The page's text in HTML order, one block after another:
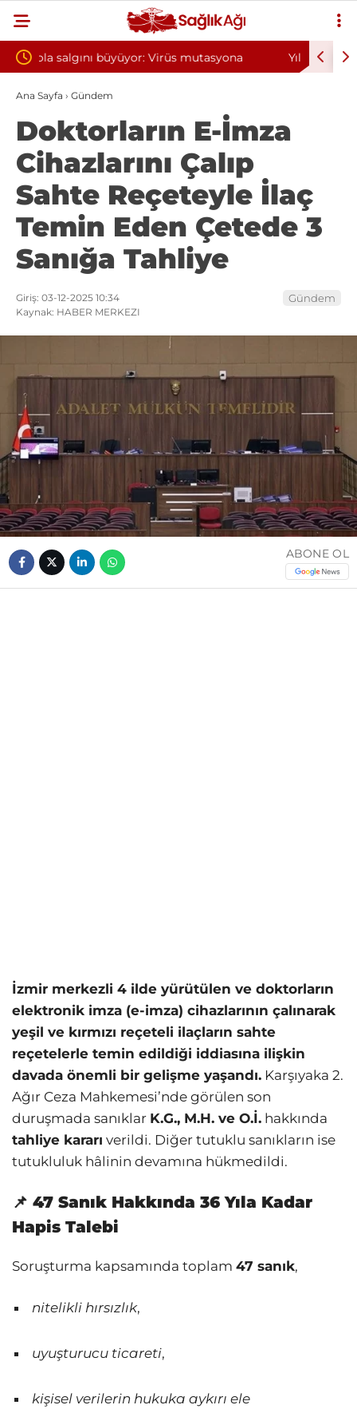
Yılın ilk 6 ayında 10 bini aşkın hasta hiperbarik
oksijen tedavisinden yararlandı
Ana Sayfa › Gündem
Doktorların E-İmza
Cihazlarını Çalıp
Sahte Reçeteyle İlaç
Temin Eden Çetede 3
Sanığa Tahliye
Giriş: 03-12-2025 10:34
Kaynak: HABER MERKEZI
Gündem
ABONE OL
İzmir merkezli 4 ilde yürütülen ve doktorların
elektronik imza (e-imza) cihazlarının çalınarak
yeşil ve kırmızı reçeteli ilaçların sahte
reçetelerle temin edildiği iddiasına ilişkin
davada önemli bir gelişme yaşandı. Karşıyaka 2.
Ağır Ceza Mahkemesi’nde görülen son
duruşmada sanıklar K.G., M.H. ve O.İ. hakkında
tahliye kararı verildi. Diğer tutuklu sanıkların ise
tutukluluk hâlinin devamına hükmedildi.
📌 47 Sanık Hakkında 36 Yıla Kadar
Hapis Talebi
Soruşturma kapsamında toplam 47 sanık,
nitelikli hırsızlık,
uyuşturucu ticareti,
kişisel verilerin hukuka aykırı ele